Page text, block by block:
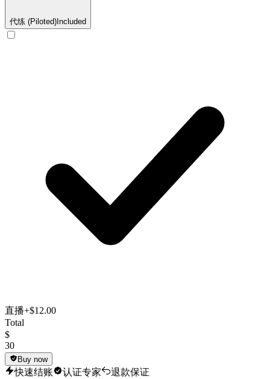
代练 (Piloted) Included
直播+$12.00
Total
$
30
Buy now
快速结账 认证专家 退款保证